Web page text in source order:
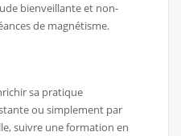
bienveillante et non-
de magnétisme.
sa pratique
ou simplement par
suivre une formation en